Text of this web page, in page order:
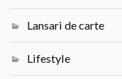
Lansari de carte
Lifestyle